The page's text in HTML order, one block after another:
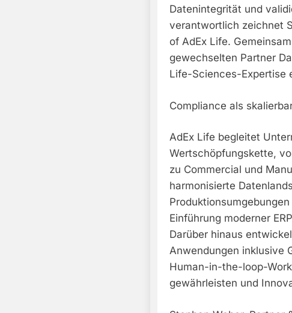
Datenintegrität und
verantwortlich zeichnet
of AdEx Life.
gewechselten Partner
Life-Sciences-Expertise
Compliance als
AdEx Life begleitet
Wertschöpfungskette,
zu Commercial und
harmonisierte
Einführung moderner
Darüber hinaus
Anwendungen inklusive
Human-in-the-loop-
gewährleisten und